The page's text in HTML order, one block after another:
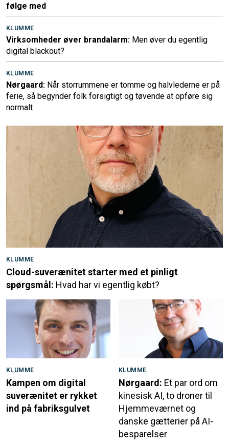
følge med
KLUMME
Virksomheder øver brandalarm: Men øver du egentlig
digital blackout?
KLUMME
Nørgaard: Når storrummene er tomme og halvlederne er på
ferie, så begynder folk forsigtigt og tøvende at opføre sig
normalt
KLUMME
Cloud-suverænitet starter med et pinligt
spørgsmål: Hvad har vi egentlig købt?
KLUMME
Kampen om digital
suverænitet er rykket
ind på fabriksgulvet
KLUMME
Nørgaard: Et par ord om
kinesisk AI, to droner til
Hjemmeværnet og
danske gætterier på AI-
besparelser